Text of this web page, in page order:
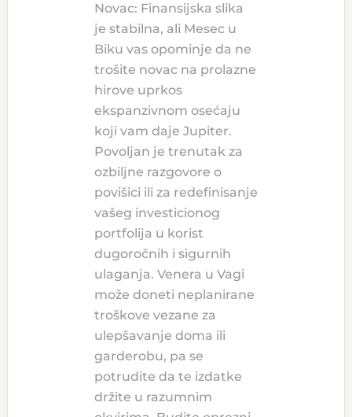
Novac: Finansijska slika
je stabilna, ali Mesec u
Biku vas opominje da ne
trošite novac na prolazne
hirove uprkos
ekspanzivnom osećaju
koji vam daje Jupiter.
Povoljan je trenutak za
ozbiljne razgovore o
povišici ili za redefinisanje
vašeg investicionog
portfolija u korist
dugoročnih i sigurnih
ulaganja. Venera u Vagi
može doneti neplanirane
troškove vezane za
ulepšavanje doma ili
garderobu, pa se
potrudite da te izdatke
držite u razumnim